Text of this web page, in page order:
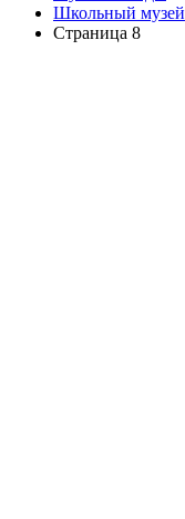
Школьный музей
Страница 8